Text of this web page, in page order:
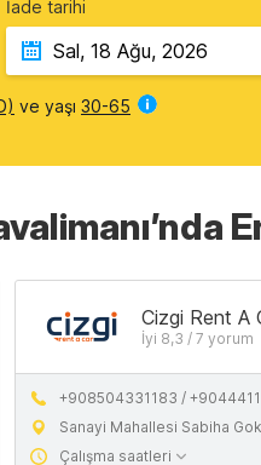
İade tarihi
ve yaşı 30-65
Cizgi Rent A
İyi 8,3 / 7 yorum
+908504331183 /
Sanayi Mahallesi Sabiha Gokcen Hava Limani
Çalışma saatleri